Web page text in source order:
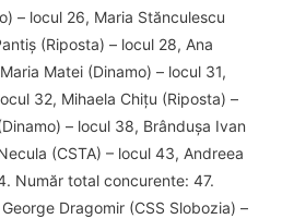
– locul 26, Maria Stănculescu
(Riposta) – locul 28, Ana
Matei (Dinamo) – locul 31,
32, Mihaela Chițu (Riposta) –
– locul 38, Brândușa Ivan
(CSTA) – locul 43, Andreea
Număr total concurente: 47.
George Dragomir (CSS Slobozia) –